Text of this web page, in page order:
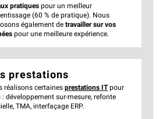
pratiques pour un meilleur
(60 % de pratique). Nous
également de travailler sur vos
pour une meilleure expérience.
prestations
réalisons certaines prestations ITpour
: développement sur-mesure, refonte
TMA, interfaçage ERP.